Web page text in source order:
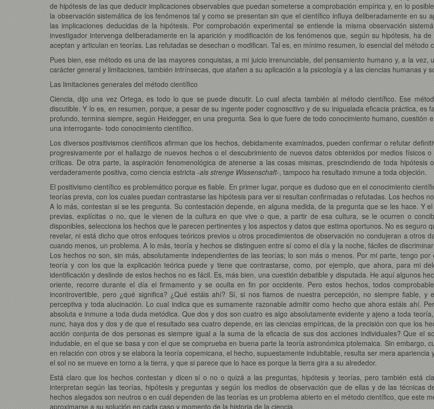
de hipótesis de las que deducir implicaciones observables que puedan someterse a comprobación empírica y, en lo
la observación sistemática de los fenómenos tal y como se presentan sin que el científico influya deliberadamente en su
las implicaciones deducidas de la hipótesis. Por comprobación experimental se entiende la misma observación
investigador intervenga deliberadamente en la aparición y modificación de los fenómenos que, según su hipótesis, ha
aceptan y articulan en teorías. Las refutadas se desechan o modifican. Tal es, en mínimo resumen, lo esencial del método
Pues bien, ese método es una de las mayores conquistas, a mi juicio irrenunciable, del pensamiento humano y, a la
carácter general y limitaciones, también intrínsecas, que atañen a su aplicación a la psicología y a las ciencias humanas y
Las limitaciones generales del método científico
Ciencia, dijo una vez Ortega, es todo lo que se puede discutir. Lo cual afecta también al método científico. Ese
discutible. Y lo es, en resumen, porque, a pesar de su ingente poder cognoscitivo y de su inigualada eficacia práctica, es
profundo, termina siempre, según Heidegger, en una pregunta. Sea lo que fuere de todo conocimiento humano, cuestión
una interrogante- todo conocimiento científico.
Los diversos positivismos científicos afirman que los hechos, debidamente examinados, pueden confirmar o refutar
progresivamente por el hallazgo de nuevos hechos o el descubrimiento de nuevos datos obtenidos por medios físicos
críticas. De otra parte, la aspiración fenomenológica de atenerse a las cosas mismas, prescindiendo de toda
verdaderamente positiva, como ciencia estricta -als strenge Wissenschaft-, tampoco ha resultado inmune a toda objeción.
El positivismo científico es problemático porque es fiable. En primer lugar, porque es dudoso que en el conocimiento
teorías previa, con los cuales puedan contrastarse las hipótesis para ver si resultan confirmadas o refutadas. Los hechos
A lo más, contestan si se les pregunta. Su contestación depende, en alguna medida, de la pregunta que se les hace. Y
previas, explícitas o no, que le vienen de la cultura en que vive o que, a partir de esa cultura, se le ocurren o
disponibles, selecciona los hechos que le parecen pertinentes y los aspectos y datos que estima oportunos. No es seguro
revelar, ni está dicho que otros enfoques teóricos previos u otros procedimientos de observación no condujeran a otros
cuando menos, un problema. A lo más, teoría y hechos se distinguen entre sí como el día y la noche, fáciles de
Los hechos no son, sin más, absolutamente independientes de las teorías; lo son más o menos. Por mi parte, tengo
teoría y con los que la explicación teórica puede y tiene que contrastarse, como, por ejemplo, que ahora, para mi
identificación y deslinde de estos hechos no es fácil. Es, más bien, una cuestión debatible y disputada. He aquí algunos
oriente, recorre durante el día el firmamento y se oculta en fin por occidente. Pero estos hechos, todos
incontrovertible, pero ¿qué significa? ¿Qué estáis ahí? Sí, si nos fiamos de nuestra percepción, no siempre fiable, y
perceptiva y toda alucinación. Lo cual indica que es sumamente razonable admitir como hecho que ahora estáis ahí.
absoluta e inmune a toda duda metódica. Que dos y dos son cuatro es algo absolutamente evidente y ajeno a toda
nunc, haya dos y dos y de que el resultado sea cuatro depende, en las ciencias empíricas, de la precisión con que los
acción conjunta de dos personas es siempre igual a la suma de la eficacia de sus dos acciones individuales? Que el
indudable, en el que se basa y con el que se comprueba en buena parte la teoría astronómica ptolemaica. Sin embargo,
en relación con otros y se elabora la teoría copemicana, el hecho, supuestamente indubitable, resulta ser mera
el sol no se mueve en torno a la tierra, y que si parece que lo hace es porque la tierra gira a su alrededor.
Está claro que los hechos contestan y dicen sí o no o quizá a las preguntas, hipótesis y teorías, pero también está
interpretan según las teorías, hipótesis y preguntas y según los medios de observación que de ellas y de las técnicas
hechos alegados son neutros o en cuál dependen de las teorías es un problema abierto en el método científico, que este
aproximarse a su solución en cada caso y momento de la historia de la ciencia.